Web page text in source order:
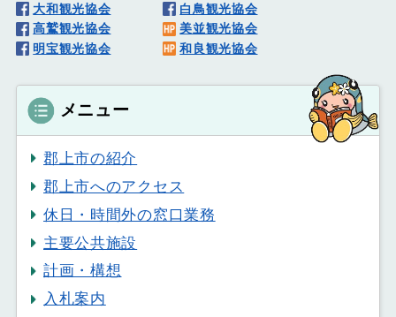
大和観光協会
白鳥観光協会
高鷲観光協会
美並観光協会
明宝観光協会
和良観光協会
メニュー
郡上市の紹介
郡上市へのアクセス
休日・時間外の窓口業務
主要公共施設
計画・構想
入札案内